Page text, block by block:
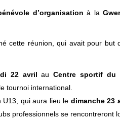
d’organisation à la
cette réunion, qui avait pour but
22 avril auCentre sportif du
tournoi international.
U13, qui aura lieu le dimanche 23
professionnels se rencontreront